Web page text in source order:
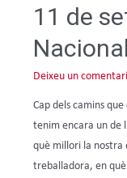
11 de
Deixeu un comentari
Cap dels camins
tenim encara un de
què millori la nostra
treballadora, en